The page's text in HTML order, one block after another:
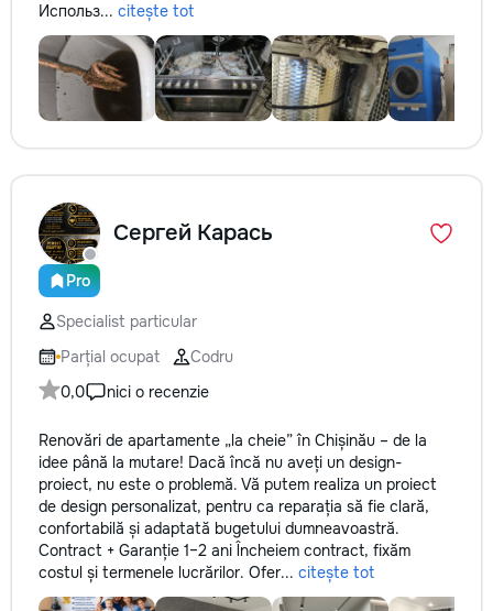
de apartament Uși
la 2 500–7 000+
extensibil – de la
Calitatea noastră
dumneavoastră!
interiorul cât mai
la fiecare detaliu.
deviz fără
noastră – liniștea
dumneavoastră!
Использ... citește tot
Pro
Сергей Карась
Specialist particular
Parțial ocupat
Codru
0,0
nici o recenzie
Renovări de apartamente „la cheie” în Chișinău – de la
idee până la mutare! Dacă încă nu aveți un design-
proiect, nu este o problemă. Vă putem realiza un proiect
de design personalizat, pentru ca reparația să fie clară,
confortabilă și adaptată bugetului dumneavoastră.
Contract + Garanție 1–2 ani Încheiem contract, fixăm
costul și termenele lucrărilor. Ofer... citește tot